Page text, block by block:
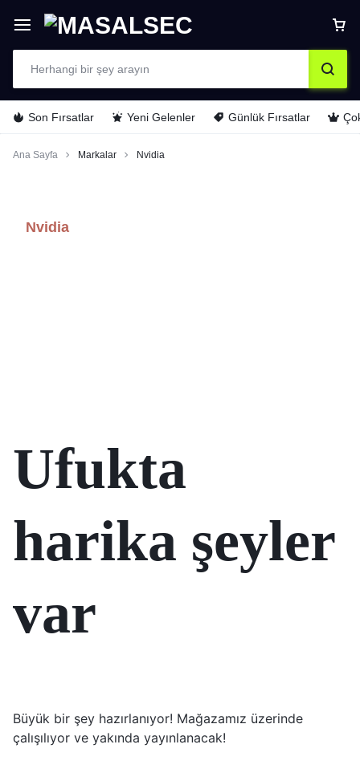
Son Fırsatlar Yeni Gelenler Günlük Fırsatlar
Ana Sayfa Markalar Nvidia
Nvidia
Ufukta
harika şeyler
var
Büyük bir şey hazırlanıyor! Mağazamız üzerinde
çalışılıyor ve yakında yayınlanacak!